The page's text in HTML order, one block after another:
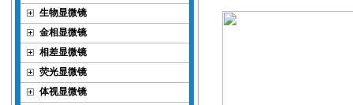
生物显微镜
金相显微镜
相差显微镜
荧光显微镜
体视显微镜